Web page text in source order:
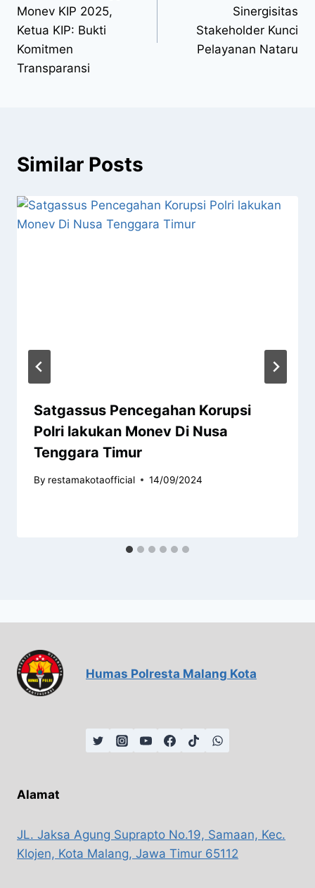
Monev KIP 2025,
Ketua KIP: Bukti
Komitmen
Transparansi
Sinergisitas
Stakeholder Kunci
Pelayanan Nataru
Similar Posts
Satgassus Pencegahan Korupsi
Polri lakukan Monev Di Nusa
Tenggara Timur
By restamakotaofficial 14/09/2024
Humas Polresta Malang Kota
Alamat
JL. Jaksa Agung Suprapto No.19, Samaan, Kec.
Klojen, Kota Malang, Jawa Timur 65112